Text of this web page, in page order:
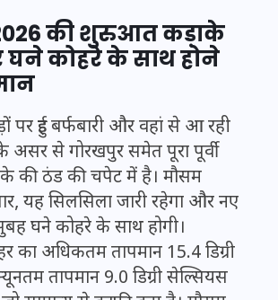
की शुरुआत कड़ाके
कोहरे के साथ होने
पर हुई बर्फबारी और वहां से आ रही
से गोरखपुर समेत पूरा पूर्वी
की ठंड की चपेट में है। मौसम
यह सिलसिला जारी रहेगा और नए
घने कोहरे के साथ होगी।
का अधिकतम तापमान 15.4 डिग्री
तापमान 9.0 डिग्री सेल्सियस